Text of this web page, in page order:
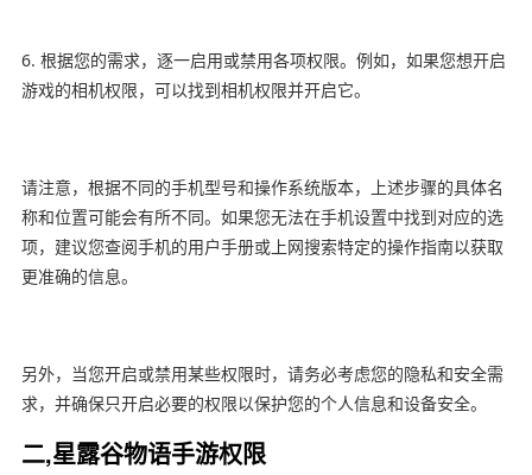
6. 根据您的需求，逐一启用或禁用各项权限。例如，如果您想开启
游戏的相机权限，可以找到相机权限并开启它。
请注意，根据不同的手机型号和操作系统版本，上述步骤的具体名
称和位置可能会有所不同。如果您无法在手机设置中找到对应的选
项，建议您查阅手机的用户手册或上网搜索特定的操作指南以获取
更准确的信息。
另外，当您开启或禁用某些权限时，请务必考虑您的隐私和安全需
求，并确保只开启必要的权限以保护您的个人信息和设备安全。
二,星露谷物语手游权限